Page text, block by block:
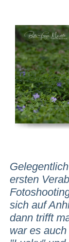
ersten
sich auf
dann trifft
war es